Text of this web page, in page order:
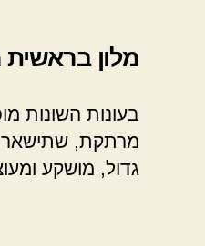
מלון
בעונות השונות
מרתקת, שתישאר
גדול, מושקע